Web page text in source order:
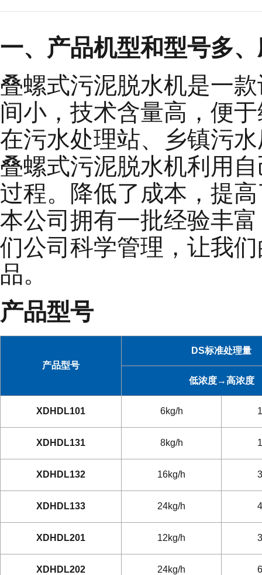
一、产品机型和型号多
叠螺式污泥脱水机是一
间小，技术含量高，便
在污水处理站、乡镇污
叠螺式污泥脱水机利用
过程。降低了成本，提
本公司拥有一批经验丰
们公司科学管理，让我
品。
产品型号
产品型号
DS标准处理量
低浓度→高浓度
XDHDL101 6kg/h
XDHDL131 8kg/h
XDHDL132 16kg/h
XDHDL133 24kg/h
XDHDL201 12kg/h
XDHDL202 24kg/h